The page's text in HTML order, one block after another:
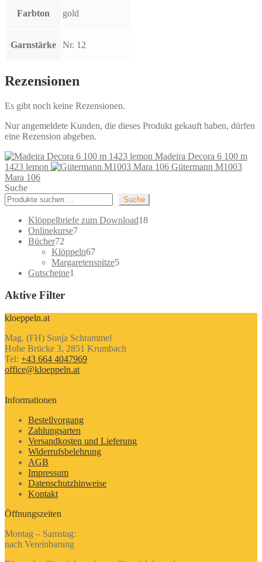
Farbton gold
Garnstärke Nr. 12
Rezensionen
Es gibt noch keine Rezensionen.
Nur angemeldete Kunden, die dieses Produkt gekauft haben, dürfen
eine Rezension abgeben.
Madeira Decora 6 100 m
1423 lemon
Gütermann M1003
Mara 106
Suche
Suche
Klöppelbriefe zum Download1818
Onlinekurse77
Bücher72
Produkte
Klöppeln6767
Produkte
Margaretenspitze55
Gutscheine1
Aktive Filter
kloeppeln.at
Mag. (FH) Sonja Schrammel
Hohe Brücke 3, 2851 Krumbach
Tel: +43 664 4047969
office@kloeppeln.at
Informationen
Bestellvorgang
Zahlungsarten
Versandkosten und Lieferung
Widerrufsbelehrung
AGB
Impressum
Datenschutzhinweise
Kontakt
Öffnungszeiten
Montag – Samstag:
nach Vereinbarung